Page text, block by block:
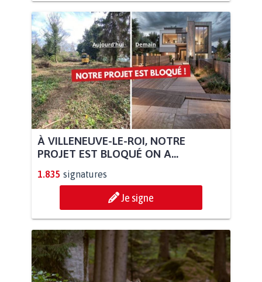
À VILLENEUVE-LE-ROI, NOTRE
PROJET EST BLOQUÉ ON A...
1.835 signatures
Je signe